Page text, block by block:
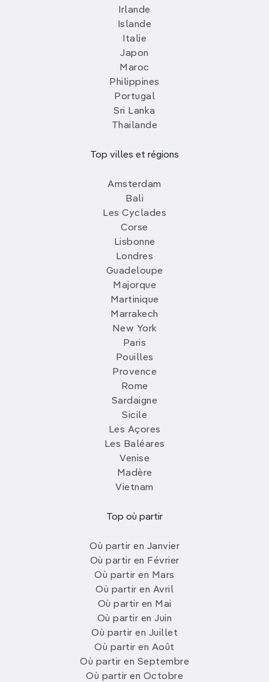
Irlande
Islande
Italie
Japon
Maroc
Philippines
Portugal
Sri Lanka
Thailande
Top villes et régions
Amsterdam
Bali
Les Cyclades
Corse
Lisbonne
Londres
Guadeloupe
Majorque
Martinique
Marrakech
New York
Paris
Pouilles
Provence
Rome
Sardaigne
Sicile
Les Açores
Les Baléares
Venise
Madère
Vietnam
Top où partir
Où partir en Janvier
Où partir en Février
Où partir en Mars
Où partir en Avril
Où partir en Mai
Où partir en Juin
Où partir en Juillet
Où partir en Août
Où partir en Septembre
Où partir en Octobre